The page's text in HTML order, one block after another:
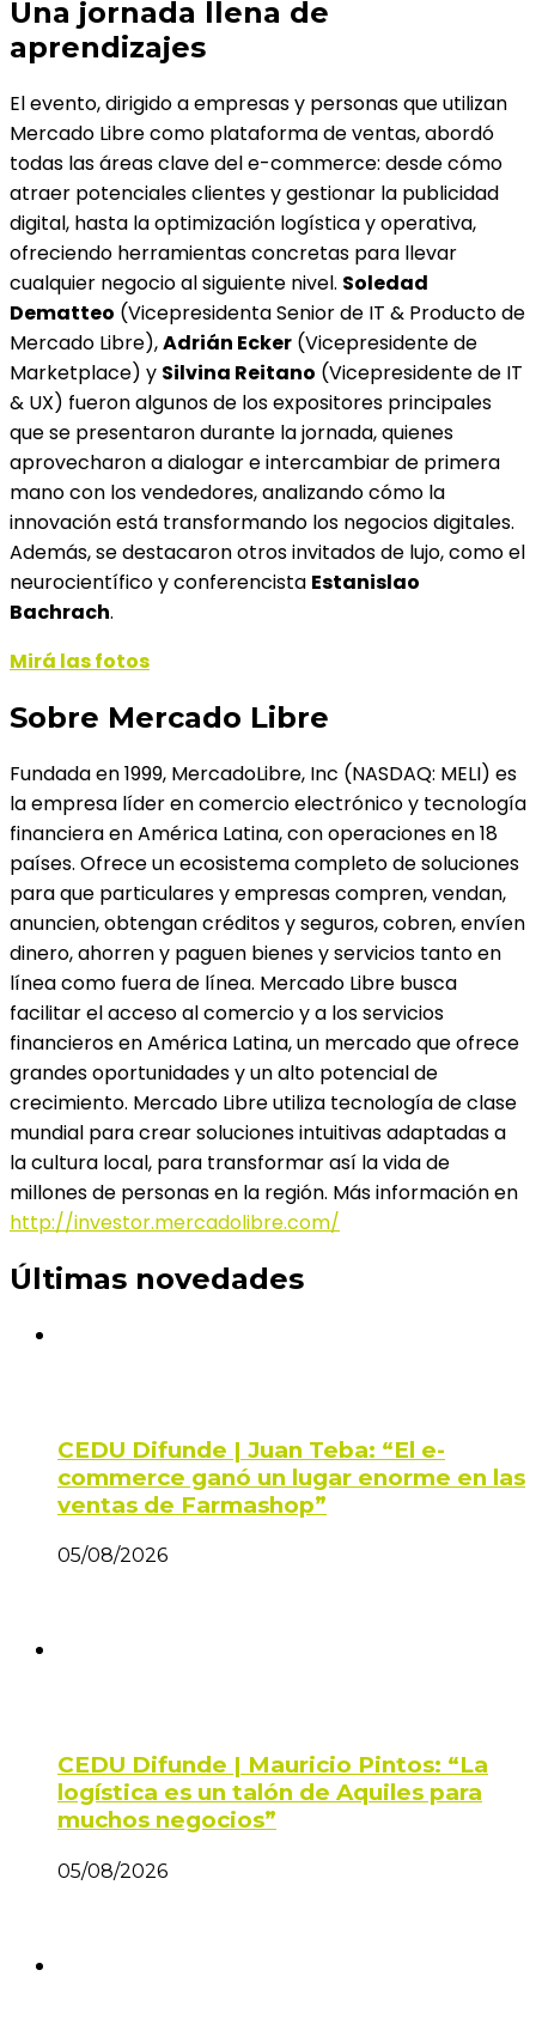
Una jornada llena de
aprendizajes
El evento, dirigido a empresas y personas que utilizan
Mercado Libre como plataforma de ventas, abordó
todas las áreas clave del e-commerce: desde cómo
atraer potenciales clientes y gestionar la publicidad
digital, hasta la optimización logística y operativa,
ofreciendo herramientas concretas para llevar
cualquier negocio al siguiente nivel. Soledad
Dematteo (Vicepresidenta Senior de IT & Producto de
Mercado Libre),Adrián Ecker (Vicepresidente de
Marketplace) y Silvina Reitano (Vicepresidente de IT
& UX) fueron algunos de los expositores principales
que se presentaron durante la jornada, quienes
aprovecharon a dialogar e intercambiar de primera
mano con los vendedores, analizando cómo la
innovación está transformando los negocios digitales.
Además, se destacaron otros invitados de lujo, como el
neurocientífico y conferencista Estanislao
Bachrach.
Mirá las fotos
Sobre Mercado Libre
Fundada en 1999, MercadoLibre, Inc (NASDAQ: MELI) es
la empresa líder en comercio electrónico y tecnología
financiera en América Latina, con operaciones en 18
países. Ofrece un ecosistema completo de soluciones
para que particulares y empresas compren, vendan,
anuncien, obtengan créditos y seguros, cobren, envíen
dinero, ahorren y paguen bienes y servicios tanto en
línea como fuera de línea. Mercado Libre busca
facilitar el acceso al comercio y a los servicios
financieros en América Latina, un mercado que ofrece
grandes oportunidades y un alto potencial de
crecimiento. Mercado Libre utiliza tecnología de clase
mundial para crear soluciones intuitivas adaptadas a
la cultura local, para transformar así la vida de
millones de personas en la región. Más información en
http://investor.mercadolibre.com/
Últimas novedades
CEDU Difunde | Juan Teba: “El e-
commerce ganó un lugar enorme en las
ventas de Farmashop”
05/08/2026
CEDU Difunde | Mauricio Pintos: “La
logística es un talón de Aquiles para
muchos negocios”
05/08/2026